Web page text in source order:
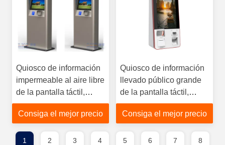
Quiosco de información
impermeable al aire libre
de la pantalla táctil,
quiosco del cliente
multifuncional
Consiga el mejor precio
Quiosco de información
llevado público grande
de la pantalla táctil,
quiosco de la alameda
con la exhibición de la
Consiga el mejor precio
1 2 3 4 5 6 7 8